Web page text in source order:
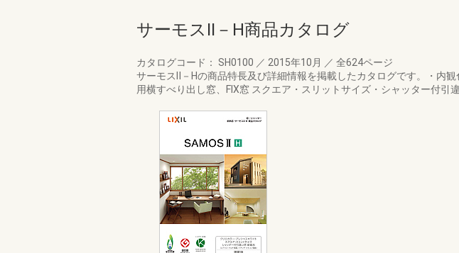
サーモスⅡ－H商品カタログ
カタログコード： SH0100 ／ 2015年10月 ／ 全624ページ
サーモスⅡ－Hの商品特長及び詳細情報を掲載したカタログです。・内
用横すべり出し窓、FIX窓 スクエア・スリットサイズ・シャッター付引